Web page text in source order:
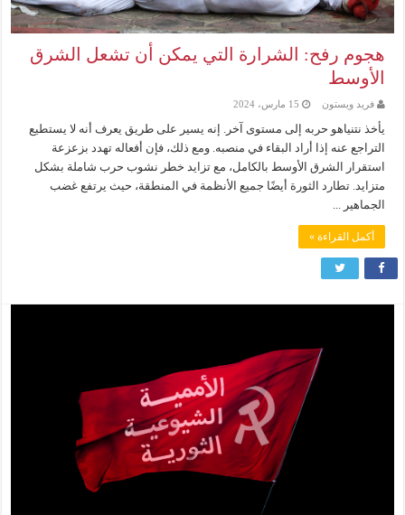
هجوم رفح: الشرارة التي يمكن أن تشعل الشرق
الأوسط
فريد ويستون 15 مارس، 2024
يأخذ نتنياهو حربه إلى مستوى آخر. إنه يسير على طريق يعرف أنه لا يستطيع
التراجع عنه إذا أراد البقاء في منصبه. ومع ذلك، فإن أفعاله تهدد بزعزعة
استقرار الشرق الأوسط بالكامل، مع تزايد خطر نشوب حرب شاملة بشكل
متزايد. تطارد الثورة أيضًا جميع الأنظمة في المنطقة، حيث يرتفع غضب
الجماهير ...
أكمل القراءة »